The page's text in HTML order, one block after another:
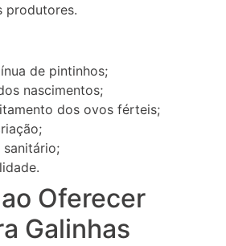
produtores.
de pintinhos;
nascimentos;
dos ovos férteis;
Oferecer
Galinhas